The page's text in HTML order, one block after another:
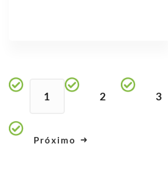
1 2 3
Próximo